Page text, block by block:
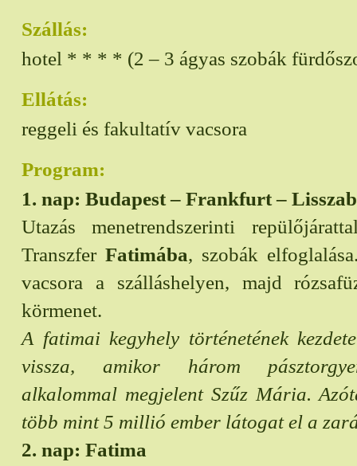
Szállás:
hotel * * * * (2 – 3 ágyas szobák
Ellátás:
reggeli és fakultatív vacsora
Program:
1. nap: Budapest – Frankfurt –
Utazás menetrendszerinti
Transzfer Fatimába, szobák
vacsora a szálláshelyen, majd
körmenet.
A fatimai kegyhely történetének
vissza, amikor három
alkalommal megjelent Szűz Mária.
több mint 5 millió ember látogat el a
2. nap: Fatima